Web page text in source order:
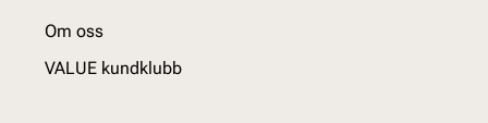
Om oss
VALUE kundklubb